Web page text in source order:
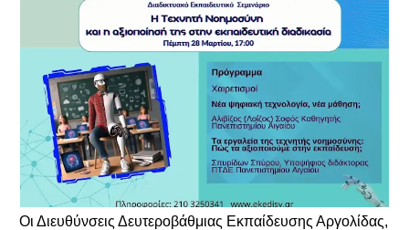
Οι Διευθύνσεις Δευτεροβάθμιας Εκπαίδευσης Αργολίδας,